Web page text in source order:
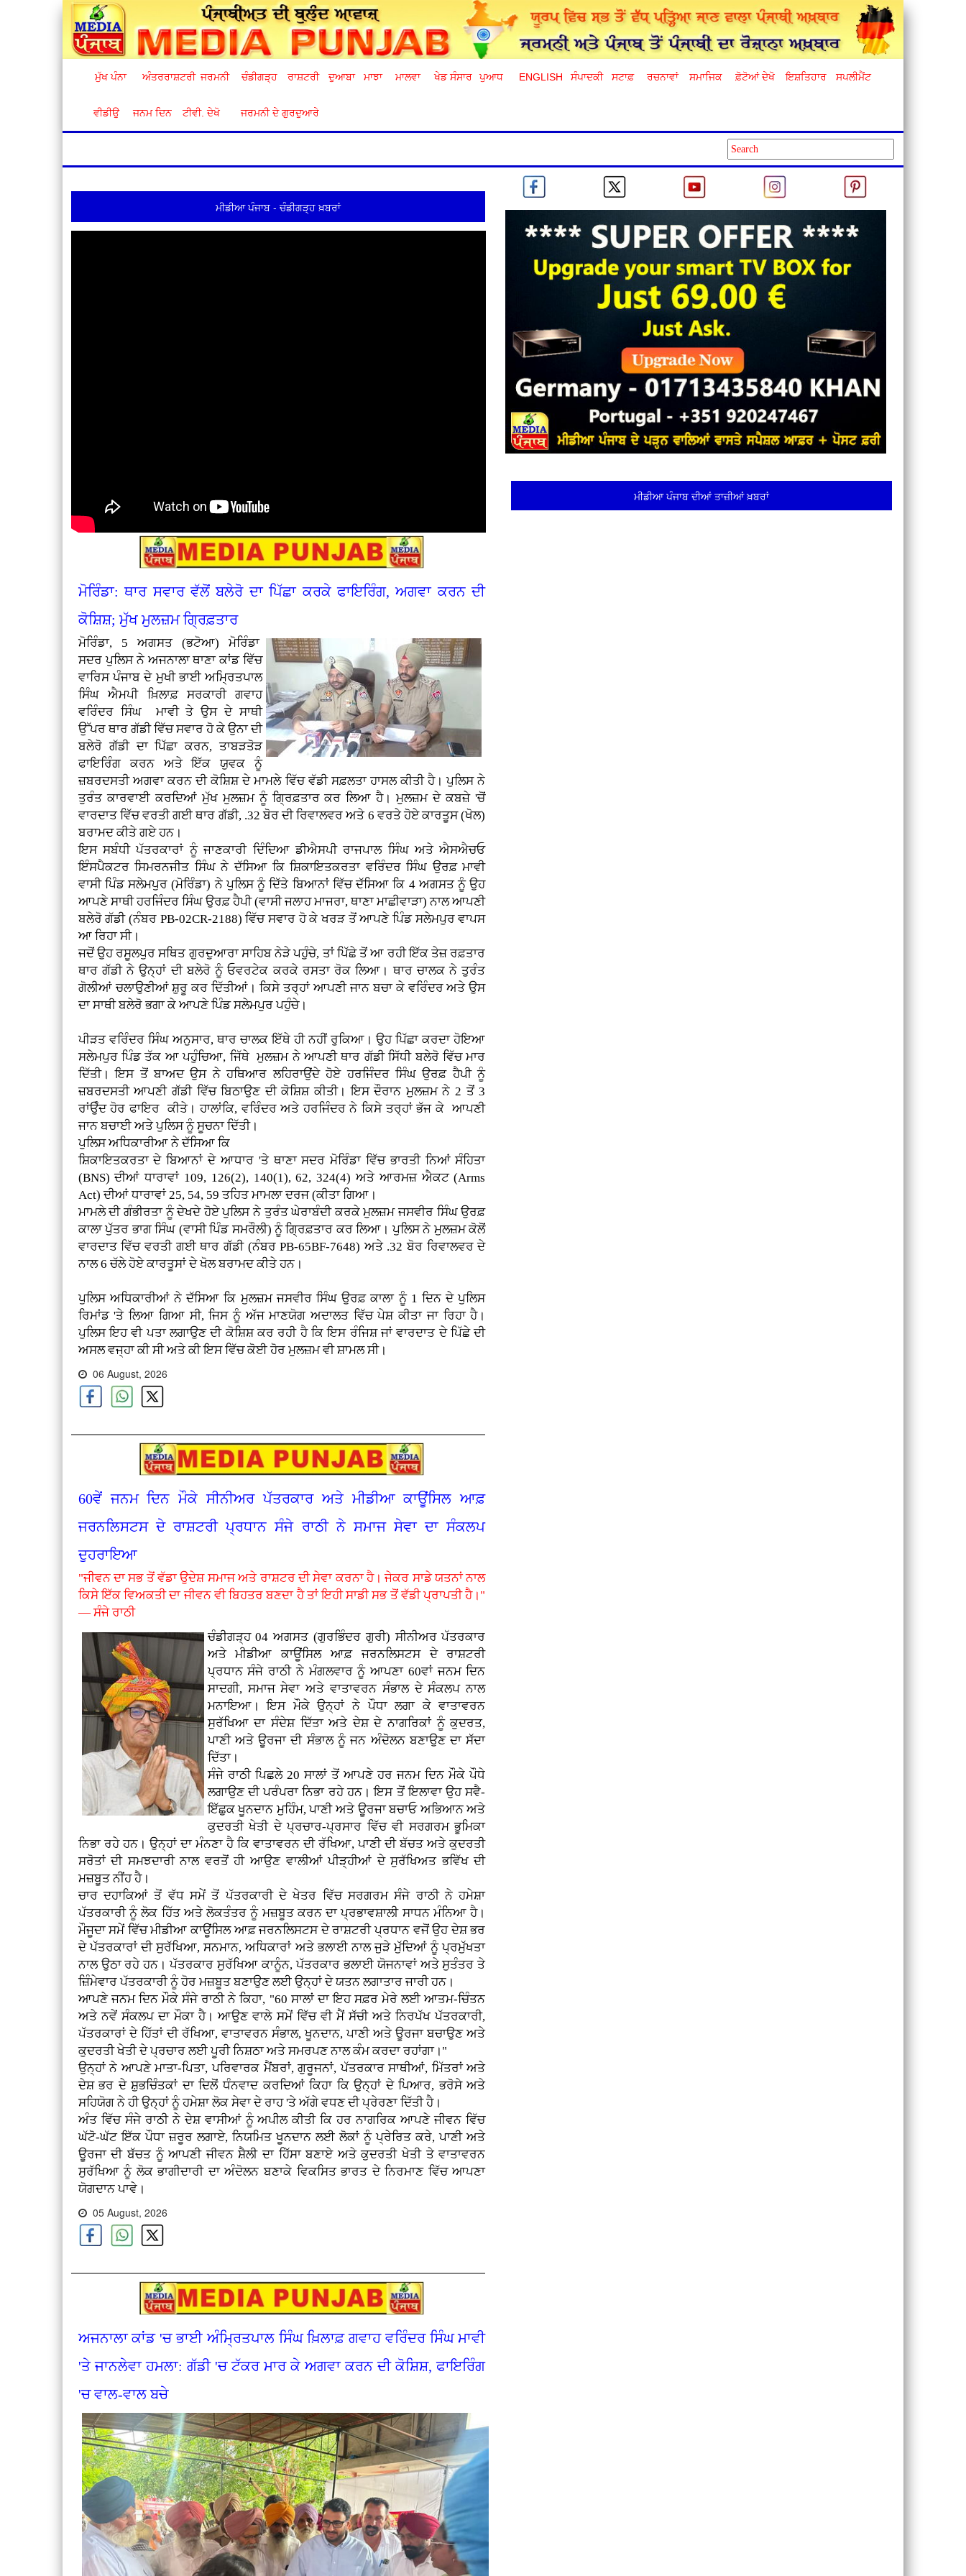
ਮੁੱਖ ਪੰਨਾ ਅੰਤਰਰਾਸ਼ਟਰੀ ਜਰਮਨੀ ਚੰਡੀਗੜ੍ਹ ਰਾਸ਼ਟਰੀ ਦੁਆਬਾ ਮਾਝਾ ਮਾਲਵਾ ਖੇਡ ਸੰਸਾਰ ਪੁਆਧ ENGLISH ਸੰਪਾਦਕੀ ਸਟਾਫ਼ ਰਚਨਾਵਾਂ ਸਮਾਜਿਕ ਫ਼ੋਟੋਆਂ ਦੇਖੋ ਇਸ਼ਤਿਹਾਰ ਸਪਲੀਮੈਂਟ
ਵੀਡੀਉ ਜਨਮ ਦਿਨ ਟੀਵੀ. ਦੇਖੋ ਜਰਮਨੀ ਦੇ ਗੁਰਦੁਆਰੇ
ਮੀਡੀਆ ਪੰਜਾਬ - ਚੰਡੀਗੜ੍ਹ ਖ਼ਬਰਾਂ
ਮੋਰਿੰਡਾ: ਥਾਰ ਸਵਾਰ ਵੱਲੋਂ ਬਲੇਰੋ ਦਾ ਪਿੱਛਾ ਕਰਕੇ ਫਾਇਰਿੰਗ, ਅਗਵਾ ਕਰਨ ਦੀ
ਕੋਸ਼ਿਸ਼; ਮੁੱਖ ਮੁਲਜ਼ਮ ਗ੍ਰਿਫ਼ਤਾਰ
ਮੋਰਿੰਡਾ, 5 ਅਗਸਤ (ਭਟੋਆ)ਮੋਰਿੰਡਾ
ਸਦਰ ਪੁਲਿਸ ਨੇ ਅਜਨਾਲਾ ਥਾਣਾ ਕਾਂਡ ਵਿੱਚ
ਵਾਰਿਸ ਪੰਜਾਬ ਦੇ ਮੁਖੀ ਭਾਈ ਅਮ੍ਰਿਤਪਾਲ
ਸਿੰਘ ਐਮਪੀ ਖ਼ਿਲਾਫ਼ ਸਰਕਾਰੀ ਗਵਾਹ
ਵਰਿੰਦਰ ਸਿੰਘ ਮਾਵੀ ਤੇ ਉਸ ਦੇ ਸਾਥੀ
ਉੱਪਰ ਥਾਰ ਗੱਡੀ ਵਿੱਚ ਸਵਾਰ ਹੋ ਕੇ ਉਨਾ ਦੀ
ਬਲੇਰੋ ਗੱਡੀ ਦਾ ਪਿੱਛਾ ਕਰਨ, ਤਾਬੜਤੋੜ
ਫਾਇਰਿੰਗ ਕਰਨ ਅਤੇ ਇੱਕ ਯੁਵਕ ਨੂੰ
ਜ਼ਬਰਦਸਤੀ ਅਗਵਾ ਕਰਨ ਦੀ ਕੋਸ਼ਿਸ਼ ਦੇ ਮਾਮਲੇ ਵਿੱਚ ਵੱਡੀ ਸਫ਼ਲਤਾ ਹਾਸਲ ਕੀਤੀ ਹੈ। ਪੁਲਿਸ ਨੇ
ਤੁਰੰਤ ਕਾਰਵਾਈ ਕਰਦਿਆਂ ਮੁੱਖ ਮੁਲਜ਼ਮ ਨੂੰ ਗ੍ਰਿਫ਼ਤਾਰ ਕਰ ਲਿਆ ਹੈ। ਮੁਲਜ਼ਮ ਦੇ ਕਬਜ਼ੇ 'ਚੋਂ
ਵਾਰਦਾਤ ਵਿੱਚ ਵਰਤੀ ਗਈ ਥਾਰ ਗੱਡੀ, .32 ਬੋਰ ਦੀ ਰਿਵਾਲਵਰ ਅਤੇ 6 ਵਰਤੇ ਹੋਏ ਕਾਰਤੂਸ (ਖੋਲ)
ਬਰਾਮਦ ਕੀਤੇ ਗਏ ਹਨ।
ਇਸ ਸਬੰਧੀ ਪੱਤਰਕਾਰਾਂ ਨੂੰ ਜਾਣਕਾਰੀ ਦਿੰਦਿਆ ਡੀਐਸਪੀ ਰਾਜਪਾਲ ਸਿੰਘ ਅਤੇ ਐਸਐਚਓ
ਇੰਸਪੈਕਟਰ ਸਿਮਰਨਜੀਤ ਸਿੰਘ ਨੇ ਦੱਸਿਆ ਕਿ ਸ਼ਿਕਾਇਤਕਰਤਾ ਵਰਿੰਦਰ ਸਿੰਘ ਉਰਫ਼ ਮਾਵੀ
ਵਾਸੀ ਪਿੰਡ ਸਲੇਮਪੁਰ (ਮੋਰਿੰਡਾ) ਨੇ ਪੁਲਿਸ ਨੂੰ ਦਿੱਤੇ ਬਿਆਨਾਂ ਵਿੱਚ ਦੱਸਿਆ ਕਿ 4 ਅਗਸਤ ਨੂੰ ਉਹ
ਆਪਣੇ ਸਾਥੀ ਹਰਜਿੰਦਰ ਸਿੰਘ ਉਰਫ਼ ਹੈਪੀ (ਵਾਸੀ ਜਲਾਹ ਮਾਜਰਾ, ਥਾਣਾ ਮਾਛੀਵਾੜਾ) ਨਾਲ ਆਪਣੀ
ਬਲੇਰੋ ਗੱਡੀ (ਨੰਬਰ PB-02CR-2188) ਵਿੱਚ ਸਵਾਰ ਹੋ ਕੇ ਖਰੜ ਤੋਂ ਆਪਣੇ ਪਿੰਡ ਸਲੇਮਪੁਰ ਵਾਪਸ
ਆ ਰਿਹਾ ਸੀ।
ਜਦੋਂ ਉਹ ਰਸੂਲਪੁਰ ਸਥਿਤ ਗੁਰਦੁਆਰਾ ਸਾਹਿਬ ਨੇੜੇ ਪਹੁੰਚੇ, ਤਾਂ ਪਿੱਛੇ ਤੋਂ ਆ ਰਹੀ ਇੱਕ ਤੇਜ਼ ਰਫ਼ਤਾਰ
ਥਾਰ ਗੱਡੀ ਨੇ ਉਨ੍ਹਾਂ ਦੀ ਬਲੇਰੋ ਨੂੰ ਓਵਰਟੇਕ ਕਰਕੇ ਰਸਤਾ ਰੋਕ ਲਿਆ। ਥਾਰ ਚਾਲਕ ਨੇ ਤੁਰੰਤ
ਗੋਲੀਆਂ ਚਲਾਉਣੀਆਂ ਸ਼ੁਰੂ ਕਰ ਦਿੱਤੀਆਂ। ਕਿਸੇ ਤਰ੍ਹਾਂ ਆਪਣੀ ਜਾਨ ਬਚਾ ਕੇ ਵਰਿੰਦਰ ਅਤੇ ਉਸ
ਦਾ ਸਾਥੀ ਬਲੇਰੋ ਭਗਾ ਕੇ ਆਪਣੇ ਪਿੰਡ ਸਲੇਮਪੁਰ ਪਹੁੰਚੇ।
ਪੀੜਤ ਵਰਿੰਦਰ ਸਿੰਘ ਅਨੁਸਾਰ, ਥਾਰ ਚਾਲਕ ਇੱਥੇ ਹੀ ਨਹੀਂ ਰੁਕਿਆ। ਉਹ ਪਿੱਛਾ ਕਰਦਾ ਹੋਇਆ
ਸਲੇਮਪੁਰ ਪਿੰਡ ਤੱਕ ਆ ਪਹੁੰਚਿਆ, ਜਿੱਥੇ ਮੁਲਜ਼ਮ ਨੇ ਆਪਣੀ ਥਾਰ ਗੱਡੀ ਸਿੱਧੀ ਬਲੇਰੋ ਵਿੱਚ ਮਾਰ
ਦਿੱਤੀ। ਇਸ ਤੋਂ ਬਾਅਦ ਉਸ ਨੇ ਹਥਿਆਰ ਲਹਿਰਾਉਂਦੇ ਹੋਏ ਹਰਜਿੰਦਰ ਸਿੰਘ ਉਰਫ਼ ਹੈਪੀ ਨੂੰ
ਜ਼ਬਰਦਸਤੀ ਆਪਣੀ ਗੱਡੀ ਵਿੱਚ ਬਿਠਾਉਣ ਦੀ ਕੋਸ਼ਿਸ਼ ਕੀਤੀ। ਇਸ ਦੌਰਾਨ ਮੁਲਜ਼ਮ ਨੇ 2 ਤੋਂ 3
ਰਾਂਉੰਦ ਹੋਰ ਫਾਇਰ ਕੀਤੇ। ਹਾਲਾਂਕਿ, ਵਰਿੰਦਰ ਅਤੇ ਹਰਜਿੰਦਰ ਨੇ ਕਿਸੇ ਤਰ੍ਹਾਂ ਭੱਜ ਕੇ ਆਪਣੀ
ਜਾਨ ਬਚਾਈ ਅਤੇ ਪੁਲਿਸ ਨੂੰ ਸੂਚਨਾ ਦਿੱਤੀ।
ਪੁਲਿਸ ਅਧਿਕਾਰੀਆ ਨੇ ਦੱਸਿਆ ਕਿ
ਸ਼ਿਕਾਇਤਕਰਤਾ ਦੇ ਬਿਆਨਾਂ ਦੇ ਆਧਾਰ 'ਤੇ ਥਾਣਾ ਸਦਰ ਮੋਰਿੰਡਾ ਵਿੱਚ ਭਾਰਤੀ ਨਿਆਂ ਸੰਹਿਤਾ
(BNS) ਦੀਆਂ ਧਾਰਾਵਾਂ 109, 126(2), 140(1), 62, 324(4) ਅਤੇ ਆਰਮਜ਼ ਐਕਟ (Arms
Act) ਦੀਆਂ ਧਾਰਾਵਾਂ 25, 54, 59 ਤਹਿਤ ਮਾਮਲਾ ਦਰਜ (ਕੀਤਾ ਗਿਆ।
ਮਾਮਲੇ ਦੀ ਗੰਭੀਰਤਾ ਨੂੰ ਦੇਖਦੇ ਹੋਏ ਪੁਲਿਸ ਨੇ ਤੁਰੰਤ ਘੇਰਾਬੰਦੀ ਕਰਕੇ ਮੁਲਜ਼ਮ ਜਸਵੀਰ ਸਿੰਘ ਉਰਫ਼
ਕਾਲਾ ਪੁੱਤਰ ਭਾਗ ਸਿੰਘ (ਵਾਸੀ ਪਿੰਡ ਸਮਰੌਲੀ) ਨੂੰ ਗ੍ਰਿਫ਼ਤਾਰ ਕਰ ਲਿਆ। ਪੁਲਿਸ ਨੇ ਮੁਲਜ਼ਮ ਕੋਲੋਂ
ਵਾਰਦਾਤ ਵਿੱਚ ਵਰਤੀ ਗਈ ਥਾਰ ਗੱਡੀ (ਨੰਬਰ PB-65BF-7648) ਅਤੇ .32 ਬੋਰ ਰਿਵਾਲਵਰ ਦੇ
ਨਾਲ 6 ਚੱਲੇ ਹੋਏ ਕਾਰਤੂਸਾਂ ਦੇ ਖੋਲ ਬਰਾਮਦ ਕੀਤੇ ਹਨ।
ਪੁਲਿਸ ਅਧਿਕਾਰੀਆਂ ਨੇ ਦੱਸਿਆ ਕਿ ਮੁਲਜ਼ਮ ਜਸਵੀਰ ਸਿੰਘ ਉਰਫ਼ ਕਾਲਾ ਨੂੰ 1 ਦਿਨ ਦੇ ਪੁਲਿਸ
ਰਿਮਾਂਡ 'ਤੇ ਲਿਆ ਗਿਆ ਸੀ, ਜਿਸ ਨੂੰ ਅੱਜ ਮਾਣਯੋਗ ਅਦਾਲਤ ਵਿੱਚ ਪੇਸ਼ ਕੀਤਾ ਜਾ ਰਿਹਾ ਹੈ।
ਪੁਲਿਸ ਇਹ ਵੀ ਪਤਾ ਲਗਾਉਣ ਦੀ ਕੋਸ਼ਿਸ਼ ਕਰ ਰਹੀ ਹੈ ਕਿ ਇਸ ਰੰਜਿਸ਼ ਜਾਂ ਵਾਰਦਾਤ ਦੇ ਪਿੱਛੇ ਦੀ
ਅਸਲ ਵਜ੍ਹਾ ਕੀ ਸੀ ਅਤੇ ਕੀ ਇਸ ਵਿੱਚ ਕੋਈ ਹੋਰ ਮੁਲਜ਼ਮ ਵੀ ਸ਼ਾਮਲ ਸੀ।
06 August, 2026
60ਵੇਂ ਜਨਮ ਦਿਨ ਮੌਕੇ ਸੀਨੀਅਰ ਪੱਤਰਕਾਰ ਅਤੇ ਮੀਡੀਆ ਕਾਊਂਸਿਲ ਆਫ਼
ਜਰਨਲਿਸਟਸ ਦੇ ਰਾਸ਼ਟਰੀ ਪ੍ਰਧਾਨ ਸੰਜੇ ਰਾਠੀ ਨੇ ਸਮਾਜ ਸੇਵਾ ਦਾ ਸੰਕਲਪ
ਦੁਹਰਾਇਆ
"ਜੀਵਨ ਦਾ ਸਭ ਤੋਂ ਵੱਡਾ ਉਦੇਸ਼ ਸਮਾਜ ਅਤੇ ਰਾਸ਼ਟਰ ਦੀ ਸੇਵਾ ਕਰਨਾ ਹੈ। ਜੇਕਰ ਸਾਡੇ ਯਤਨਾਂ ਨਾਲ
ਕਿਸੇ ਇੱਕ ਵਿਅਕਤੀ ਦਾ ਜੀਵਨ ਵੀ ਬਿਹਤਰ ਬਣਦਾ ਹੈ ਤਾਂ ਇਹੀ ਸਾਡੀ ਸਭ ਤੋਂ ਵੱਡੀ ਪ੍ਰਾਪਤੀ ਹੈ।"
— ਸੰਜੇ ਰਾਠੀ
ਚੰਡੀਗੜ੍ਹ 04 ਅਗਸਤ (ਗੁਰਭਿੰਦਰ ਗੁਰੀ)ਸੀਨੀਅਰ ਪੱਤਰਕਾਰ
ਅਤੇ ਮੀਡੀਆ ਕਾਊਂਸਿਲ ਆਫ਼ ਜਰਨਲਿਸਟਸ ਦੇ ਰਾਸ਼ਟਰੀ
ਪ੍ਰਧਾਨ ਸੰਜੇ ਰਾਠੀ ਨੇ ਮੰਗਲਵਾਰ ਨੂੰ ਆਪਣਾ 60ਵਾਂ ਜਨਮ ਦਿਨ
ਸਾਦਗੀ, ਸਮਾਜ ਸੇਵਾ ਅਤੇ ਵਾਤਾਵਰਨ ਸੰਭਾਲ ਦੇ ਸੰਕਲਪ ਨਾਲ
ਮਨਾਇਆ। ਇਸ ਮੌਕੇ ਉਨ੍ਹਾਂ ਨੇ ਪੌਧਾ ਲਗਾ ਕੇ ਵਾਤਾਵਰਨ
ਸੁਰੱਖਿਆ ਦਾ ਸੰਦੇਸ਼ ਦਿੱਤਾ ਅਤੇ ਦੇਸ਼ ਦੇ ਨਾਗਰਿਕਾਂ ਨੂੰ ਕੁਦਰਤ,
ਪਾਣੀ ਅਤੇ ਊਰਜਾ ਦੀ ਸੰਭਾਲ ਨੂੰ ਜਨ ਅੰਦੋਲਨ ਬਣਾਉਣ ਦਾ ਸੱਦਾ
ਦਿੱਤਾ।
ਸੰਜੇ ਰਾਠੀ ਪਿਛਲੇ 20 ਸਾਲਾਂ ਤੋਂ ਆਪਣੇ ਹਰ ਜਨਮ ਦਿਨ ਮੌਕੇ ਪੌਧੇ
ਲਗਾਉਣ ਦੀ ਪਰੰਪਰਾ ਨਿਭਾ ਰਹੇ ਹਨ। ਇਸ ਤੋਂ ਇਲਾਵਾ ਉਹ ਸਵੈ-
ਇੱਛੁਕ ਖੂਨਦਾਨ ਮੁਹਿੰਮ, ਪਾਣੀ ਅਤੇ ਊਰਜਾ ਬਚਾਓ ਅਭਿਆਨ ਅਤੇ
ਕੁਦਰਤੀ ਖੇਤੀ ਦੇ ਪ੍ਰਚਾਰ-ਪ੍ਰਸਾਰ ਵਿੱਚ ਵੀ ਸਰਗਰਮ ਭੂਮਿਕਾ
ਨਿਭਾ ਰਹੇ ਹਨ। ਉਨ੍ਹਾਂ ਦਾ ਮੰਨਣਾ ਹੈ ਕਿ ਵਾਤਾਵਰਨ ਦੀ ਰੱਖਿਆ, ਪਾਣੀ ਦੀ ਬੱਚਤ ਅਤੇ ਕੁਦਰਤੀ
ਸਰੋਤਾਂ ਦੀ ਸਮਝਦਾਰੀ ਨਾਲ ਵਰਤੋਂ ਹੀ ਆਉਣ ਵਾਲੀਆਂ ਪੀੜ੍ਹੀਆਂ ਦੇ ਸੁਰੱਖਿਅਤ ਭਵਿੱਖ ਦੀ
ਮਜ਼ਬੂਤ ਨੀਂਹ ਹੈ।
ਚਾਰ ਦਹਾਕਿਆਂ ਤੋਂ ਵੱਧ ਸਮੇਂ ਤੋਂ ਪੱਤਰਕਾਰੀ ਦੇ ਖੇਤਰ ਵਿੱਚ ਸਰਗਰਮ ਸੰਜੇ ਰਾਠੀ ਨੇ ਹਮੇਸ਼ਾ
ਪੱਤਰਕਾਰੀ ਨੂੰ ਲੋਕ ਹਿੱਤ ਅਤੇ ਲੋਕਤੰਤਰ ਨੂੰ ਮਜ਼ਬੂਤ ਕਰਨ ਦਾ ਪ੍ਰਭਾਵਸ਼ਾਲੀ ਸਾਧਨ ਮੰਨਿਆ ਹੈ।
ਮੌਜੂਦਾ ਸਮੇਂ ਵਿੱਚ ਮੀਡੀਆ ਕਾਊਂਸਿਲ ਆਫ਼ ਜਰਨਲਿਸਟਸ ਦੇ ਰਾਸ਼ਟਰੀ ਪ੍ਰਧਾਨ ਵਜੋਂ ਉਹ ਦੇਸ਼ ਭਰ
ਦੇ ਪੱਤਰਕਾਰਾਂ ਦੀ ਸੁਰੱਖਿਆ, ਸਨਮਾਨ, ਅਧਿਕਾਰਾਂ ਅਤੇ ਭਲਾਈ ਨਾਲ ਜੁੜੇ ਮੁੱਦਿਆਂ ਨੂੰ ਪ੍ਰਮੁੱਖਤਾ
ਨਾਲ ਉਠਾ ਰਹੇ ਹਨ। ਪੱਤਰਕਾਰ ਸੁਰੱਖਿਆ ਕਾਨੂੰਨ, ਪੱਤਰਕਾਰ ਭਲਾਈ ਯੋਜਨਾਵਾਂ ਅਤੇ ਸੁਤੰਤਰ ਤੇ
ਜ਼ਿੰਮੇਵਾਰ ਪੱਤਰਕਾਰੀ ਨੂੰ ਹੋਰ ਮਜ਼ਬੂਤ ਬਣਾਉਣ ਲਈ ਉਨ੍ਹਾਂ ਦੇ ਯਤਨ ਲਗਾਤਾਰ ਜਾਰੀ ਹਨ।
ਆਪਣੇ ਜਨਮ ਦਿਨ ਮੌਕੇ ਸੰਜੇ ਰਾਠੀ ਨੇ ਕਿਹਾ, "60 ਸਾਲਾਂ ਦਾ ਇਹ ਸਫ਼ਰ ਮੇਰੇ ਲਈ ਆਤਮ-ਚਿੰਤਨ
ਅਤੇ ਨਵੇਂ ਸੰਕਲਪ ਦਾ ਮੌਕਾ ਹੈ। ਆਉਣ ਵਾਲੇ ਸਮੇਂ ਵਿੱਚ ਵੀ ਮੈਂ ਸੱਚੀ ਅਤੇ ਨਿਰਪੱਖ ਪੱਤਰਕਾਰੀ,
ਪੱਤਰਕਾਰਾਂ ਦੇ ਹਿੱਤਾਂ ਦੀ ਰੱਖਿਆ, ਵਾਤਾਵਰਨ ਸੰਭਾਲ, ਖੂਨਦਾਨ, ਪਾਣੀ ਅਤੇ ਊਰਜਾ ਬਚਾਉਣ ਅਤੇ
ਕੁਦਰਤੀ ਖੇਤੀ ਦੇ ਪ੍ਰਚਾਰ ਲਈ ਪੂਰੀ ਨਿਸ਼ਠਾ ਅਤੇ ਸਮਰਪਣ ਨਾਲ ਕੰਮ ਕਰਦਾ ਰਹਾਂਗਾ।"
ਉਨ੍ਹਾਂ ਨੇ ਆਪਣੇ ਮਾਤਾ-ਪਿਤਾ, ਪਰਿਵਾਰਕ ਮੈਂਬਰਾਂ, ਗੁਰੂਜਨਾਂ, ਪੱਤਰਕਾਰ ਸਾਥੀਆਂ, ਮਿੱਤਰਾਂ ਅਤੇ
ਦੇਸ਼ ਭਰ ਦੇ ਸ਼ੁਭਚਿੰਤਕਾਂ ਦਾ ਦਿਲੋਂ ਧੰਨਵਾਦ ਕਰਦਿਆਂ ਕਿਹਾ ਕਿ ਉਨ੍ਹਾਂ ਦੇ ਪਿਆਰ, ਭਰੋਸੇ ਅਤੇ
ਸਹਿਯੋਗ ਨੇ ਹੀ ਉਨ੍ਹਾਂ ਨੂੰ ਹਮੇਸ਼ਾ ਲੋਕ ਸੇਵਾ ਦੇ ਰਾਹ 'ਤੇ ਅੱਗੇ ਵਧਣ ਦੀ ਪ੍ਰੇਰਣਾ ਦਿੱਤੀ ਹੈ।
ਅੰਤ ਵਿੱਚ ਸੰਜੇ ਰਾਠੀ ਨੇ ਦੇਸ਼ ਵਾਸੀਆਂ ਨੂੰ ਅਪੀਲ ਕੀਤੀ ਕਿ ਹਰ ਨਾਗਰਿਕ ਆਪਣੇ ਜੀਵਨ ਵਿੱਚ
ਘੱਟੋ-ਘੱਟ ਇੱਕ ਪੌਧਾ ਜ਼ਰੂਰ ਲਗਾਏ, ਨਿਯਮਿਤ ਖੂਨਦਾਨ ਲਈ ਲੋਕਾਂ ਨੂੰ ਪ੍ਰੇਰਿਤ ਕਰੇ, ਪਾਣੀ ਅਤੇ
ਊਰਜਾ ਦੀ ਬੱਚਤ ਨੂੰ ਆਪਣੀ ਜੀਵਨ ਸ਼ੈਲੀ ਦਾ ਹਿੱਸਾ ਬਣਾਏ ਅਤੇ ਕੁਦਰਤੀ ਖੇਤੀ ਤੇ ਵਾਤਾਵਰਨ
ਸੁਰੱਖਿਆ ਨੂੰ ਲੋਕ ਭਾਗੀਦਾਰੀ ਦਾ ਅੰਦੋਲਨ ਬਣਾਕੇ ਵਿਕਸਿਤ ਭਾਰਤ ਦੇ ਨਿਰਮਾਣ ਵਿੱਚ ਆਪਣਾ
ਯੋਗਦਾਨ ਪਾਵੇ।
05 August, 2026
ਅਜਨਾਲਾ ਕਾਂਡ 'ਚ ਭਾਈ ਅੰਮ੍ਰਿਤਪਾਲ ਸਿੰਘ ਖ਼ਿਲਾਫ਼ ਗਵਾਹ ਵਰਿੰਦਰ ਸਿੰਘ ਮਾਵੀ
'ਤੇ ਜਾਨਲੇਵਾ ਹਮਲਾ: ਗੱਡੀ 'ਚ ਟੱਕਰ ਮਾਰ ਕੇ ਅਗਵਾ ਕਰਨ ਦੀ ਕੋਸ਼ਿਸ਼, ਫਾਇਰਿੰਗ
'ਚ ਵਾਲ-ਵਾਲ ਬਚੇ
ਮੀਡੀਆ ਪੰਜਾਬ ਦੀਆਂ ਤਾਜ਼ੀਆਂ ਖ਼ਬਰਾਂ